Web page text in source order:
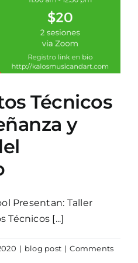
Técnicos
y
Presentan: Taller
Técnicos [...]
| blog post | Comments